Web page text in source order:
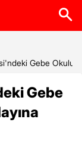
Gebe
Gebe